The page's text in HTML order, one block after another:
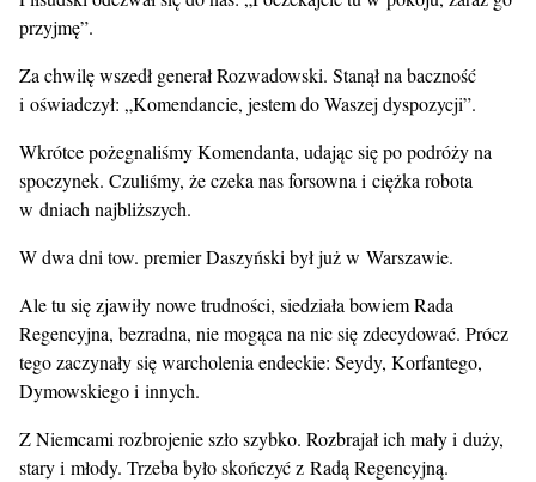
przyjmę”.
Za chwilę wszedł generał Rozwadowski. Stanął na baczność
i oświadczył: „Komendancie, jestem do Waszej dyspozycji”.
Wkrótce pożegnaliśmy Komendanta, udając się po podróży na
spoczynek. Czuliśmy, że czeka nas forsowna i ciężka robota
w dniach najbliższych.
W dwa dni tow. premier Daszyński był już w Warszawie.
Ale tu się zjawiły nowe trudności, siedziała bowiem Rada
Regencyjna, bezradna, nie mogąca na nic się zdecydować. Prócz
tego zaczynały się warcholenia endeckie: Seydy, Korfantego,
Dymowskiego i innych.
Z Niemcami rozbrojenie szło szybko. Rozbrajał ich mały i duży,
stary i młody. Trzeba było skończyć z Radą Regencyjną.